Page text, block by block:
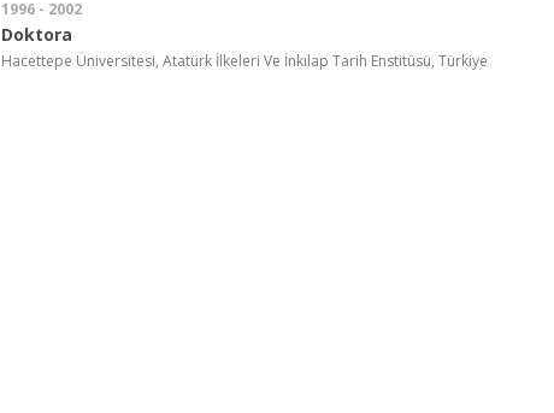
1996 - 2002
Doktora
Hacettepe Üniversitesi, Atatürk İlkeleri Ve İnkılap Tarih Enstitüsü, Türkiye